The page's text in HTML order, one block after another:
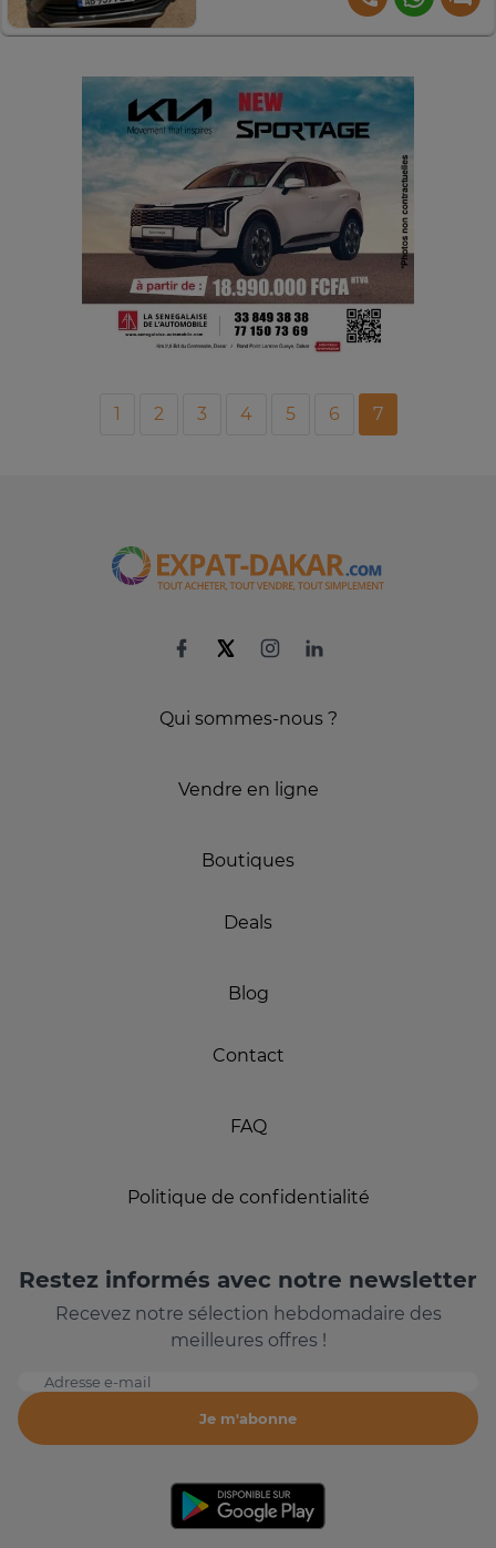
1 2 3 4 5 6 7
Qui sommes-nous ?
Vendre en ligne
Boutiques
Deals
Blog
Contact
FAQ
Politique de confidentialité
Restez informés avec notre newsletter
Recevez notre sélection hebdomadaire des
meilleures offres !
Adresse e-mail
Je m'abonne